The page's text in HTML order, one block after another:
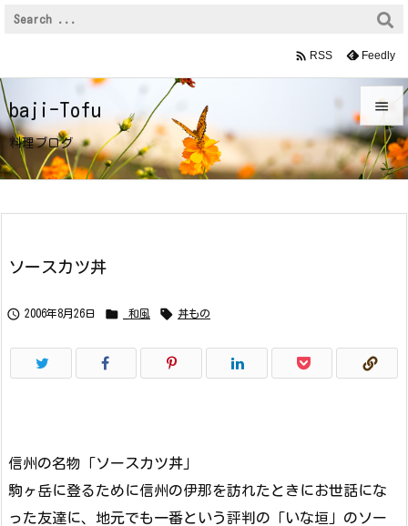
baji-Tofu
料理ブログ


メニュ
 RSS Feedly
ソースカツ丼
 2006年8月26日  _和風  丼もの
信州の名物「ソースカツ丼」
駒ヶ岳に登るために信州の伊那を訪れたときにお世話にな
った友達に、地元でも一番という評判の「いな垣」のソー